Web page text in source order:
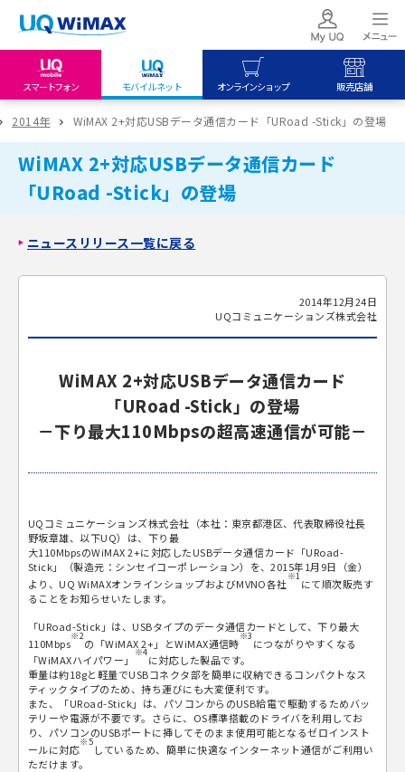
スマートフォン モバイルネット オンラインショップ 販売店舗
my UQ WiMAX
UQ WiMAX ご契約の方
My UQ mobile
UQ mobile ご契約の方
UQ mobile
UQ mobile
オンラインショップ
UQ WiMAX
オンラインショップ
UQ mobile
販売店舗
UQ WiMAX
販売店舗
2014年 WiMAX 2+対応USBデータ通信カード「URoad -Stick」の登場
WiMAX 2+対応USBデータ通信カード
「URoad -Stick」の登場
ニュースリリース一覧に戻る
2014年12月24日
UQコミュニケーションズ株式会社
WiMAX 2+対応USBデータ通信カード
「URoad -Stick」の登場
－下り最大110Mbpsの超高速通信が可能－
UQコミュニケーションズ株式会社（本社：東京都港区、代表取締役社長
野坂章雄、以下UQ）は、下り最
大110MbpsのWiMAX 2+に対応したUSBデータ通信カード「URoad-
Stick」（製造元：シンセイコーポレーション）を、2015年1月9日（金）
より、UQ WiMAXオンラインショップおよびMVNO各社
※1
にて順次販売す
ることをお知らせいたします。
「URoad-Stick」は、USBタイプのデータ通信カードとして、下り最大
110Mbps
※2
の「WiMAX 2+」とWiMAX通信時
※3
につながりやすくなる
「WiMAXハイパワー」
※4
に対応した製品です。
重量は約18gと軽量でUSBコネクタ部を簡単に収納できるコンパクトなス
ティックタイプのため、持ち運びにも大変便利です。
また、「URoad-Stick」は、パソコンからのUSB給電で駆動するためバッ
テリーや電源が不要です。さらに、OS標準搭載のドライバを利用してお
り、パソコンのUSBポートに挿してそのまま使用可能となるゼロインスト
ールに対応
※5
しているため、簡単に快適なインターネット通信がご利用い
ただけます。